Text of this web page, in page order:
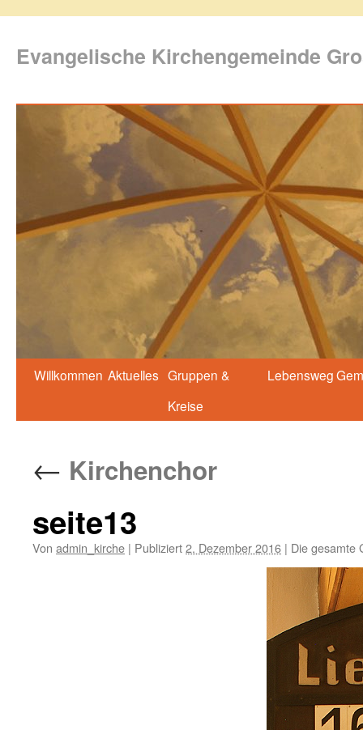
Evangelische Kirchengemeinde
Springe
Willkommen Aktuelles Gruppen &
Kreise
Lebensweg
← Kirchenchor
seite13
Von admin_kirche | Publiziert2. Dezember 2016 | Die gesamte